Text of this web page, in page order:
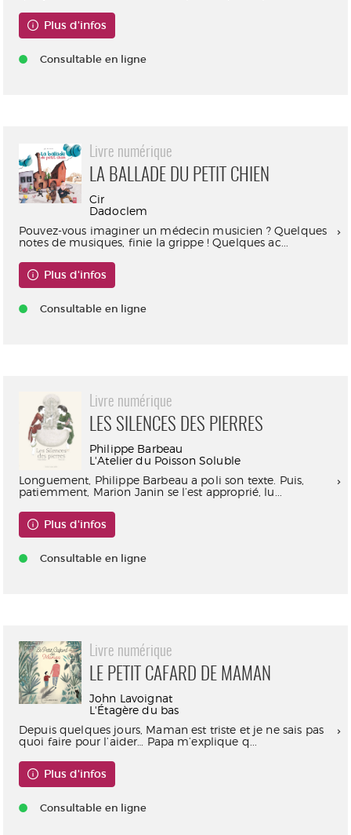
Plus d'infos
Consultable en ligne
Livre numérique
LA BALLADE DU PETIT CHIEN
Cir
Dadoclem
Pouvez-vous imaginer un médecin musicien ? Quelques
notes de musiques, finie la grippe ! Quelques ac...
Plus d'infos
Consultable en ligne
Livre numérique
LES SILENCES DES PIERRES
Philippe Barbeau
L'Atelier du Poisson Soluble
Longuement, Philippe Barbeau a poli son texte. Puis,
patiemment, Marion Janin se l’est approprié, lu...
Plus d'infos
Consultable en ligne
Livre numérique
LE PETIT CAFARD DE MAMAN
John Lavoignat
L'Étagère du bas
Depuis quelques jours, Maman est triste et je ne sais pas
quoi faire pour l’aider… Papa m’explique q...
Plus d'infos
Consultable en ligne